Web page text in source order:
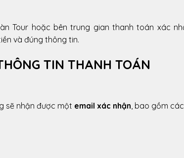
Tour hoặc bên trung gian thanh toán xác
và đúng thông tin.
TIN THANH TOÁN
sẽ nhận được một email xác nhận , bao gồm